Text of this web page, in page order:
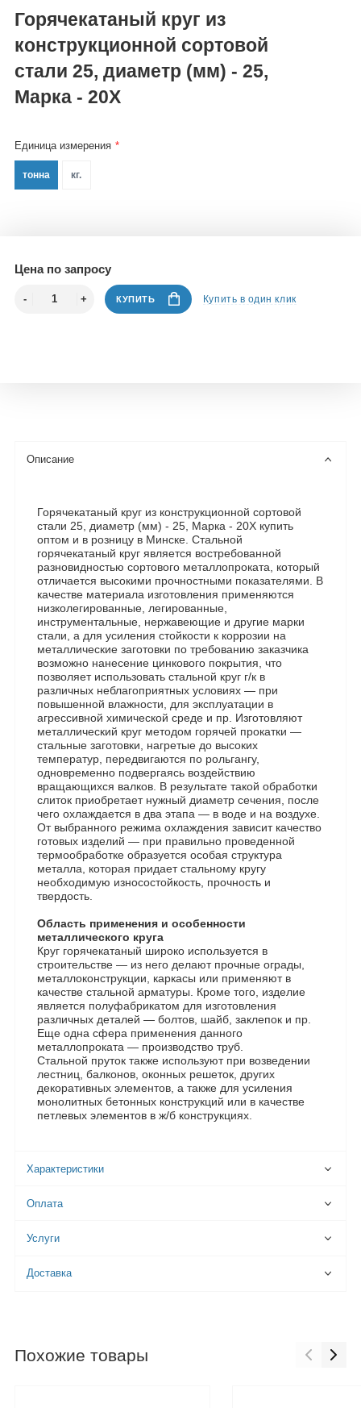
Горячекатаный круг из
конструкционной сортовой
стали 25, диаметр (мм) - 25,
Марка - 20Х
Единица измерения
тонна кг.
Цена по запросу
КУПИТЬ Купить в один клик
Описание
Горячекатаный круг из конструкционной сортовой
стали 25, диаметр (мм) - 25, Марка - 20Х купить
оптом и в розницу в Минске. Стальной
горячекатаный круг является востребованной
разновидностью сортового металлопроката, который
отличается высокими прочностными показателями. В
качестве материала изготовления применяются
низколегированные, легированные,
инструментальные, нержавеющие и другие марки
стали, а для усиления стойкости к коррозии на
металлические заготовки по требованию заказчика
возможно нанесение цинкового покрытия, что
позволяет использовать стальной круг г/к в
различных неблагоприятных условиях — при
повышенной влажности, для эксплуатации в
агрессивной химической среде и пр. Изготовляют
металлический круг методом горячей прокатки —
стальные заготовки, нагретые до высоких
температур, передвигаются по рольгангу,
одновременно подвергаясь воздействию
вращающихся валков. В результате такой обработки
слиток приобретает нужный диаметр сечения, после
чего охлаждается в два этапа — в воде и на воздухе.
От выбранного режима охлаждения зависит качество
готовых изделий — при правильно проведенной
термообработке образуется особая структура
металла, которая придает стальному кругу
необходимую износостойкость, прочность и
твердость.
Область применения и особенности
металлического круга
Круг горячекатаный широко используется в
строительстве — из него делают прочные ограды,
металлоконструкции, каркасы или применяют в
качестве стальной арматуры. Кроме того, изделие
является полуфабрикатом для изготовления
различных деталей — болтов, шайб, заклепок и пр.
Еще одна сфера применения данного
металлопроката — производство труб.
Стальной пруток также используют при возведении
лестниц, балконов, оконных решеток, других
декоративных элементов, а также для усиления
монолитных бетонных конструкций или в качестве
петлевых элементов в ж/б конструкциях.
Характеристики
Оплата
Услуги
Доставка
Похожие товары